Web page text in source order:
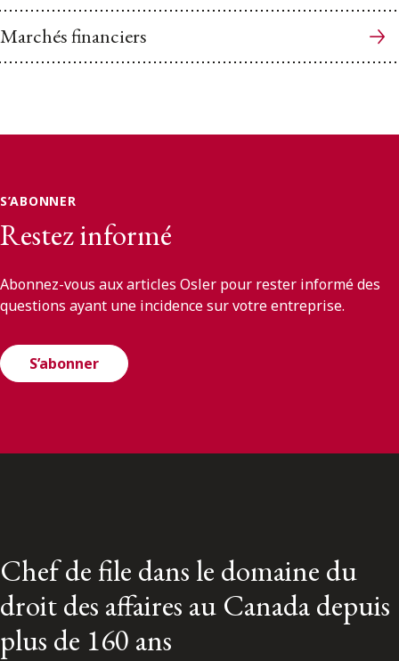
Marchés financiers
S’ABONNER
Restez informé
Abonnez-vous aux articles Osler pour rester informé des
questions ayant une incidence sur votre entreprise.
S’abonner
Chef de file dans le domaine du
droit des affaires au Canada depuis
plus de 160 ans